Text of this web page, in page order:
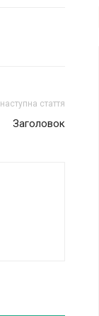
наступна стаття
Заголовок